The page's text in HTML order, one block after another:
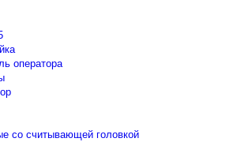
оператора
со считывающей головкой